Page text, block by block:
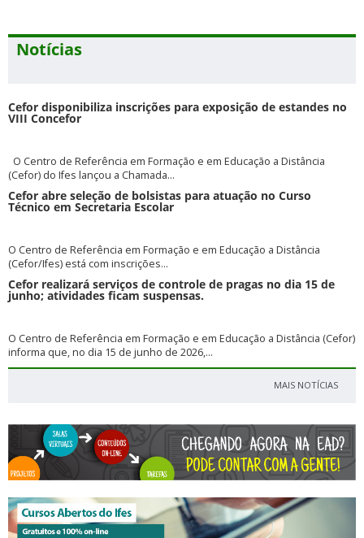
Notícias
Cefor disponibiliza inscrições para exposição de estandes no
VIII Concefor
O Centro de Referência em Formação e em Educação a Distância
(Cefor) do Ifes lançou a Chamada...
Cefor abre seleção de bolsistas para atuação no Curso
Técnico em Secretaria Escolar
O Centro de Referência em Formação e em Educação a Distância
(Cefor/Ifes) está com inscrições...
Cefor realizará serviços de controle de pragas no dia 15 de
junho; atividades ficam suspensas.
O Centro de Referência em Formação e em Educação a Distância (Cefor)
informa que, no dia 15 de junho de 2026,...
MAIS NOTÍCIAS